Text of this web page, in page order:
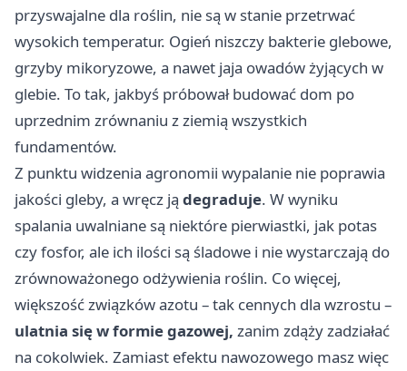
przyswajalne dla roślin, nie są w stanie przetrwać
wysokich temperatur. Ogień niszczy bakterie glebowe,
grzyby mikoryzowe, a nawet jaja owadów żyjących w
glebie. To tak, jakbyś próbował budować dom po
uprzednim zrównaniu z ziemią wszystkich
fundamentów.
Z punktu widzenia agronomii wypalanie nie poprawia
jakości gleby, a wręcz ją degraduje. W wyniku
spalania uwalniane są niektóre pierwiastki, jak potas
czy fosfor, ale ich ilości są śladowe i nie wystarczają do
zrównoważonego odżywienia roślin. Co więcej,
większość związków azotu – tak cennych dla wzrostu –
ulatnia się w formie gazowej, zanim zdąży zadziałać
na cokolwiek. Zamiast efektu nawozowego masz więc